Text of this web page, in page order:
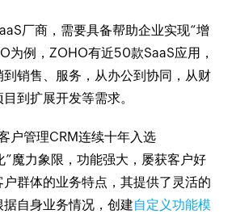
厂商，需要具备帮助企业实现“增
为例，ZOHO有近50款SaaS应用，
销售、服务，从办公到协同，从财
到扩展开发等需求。
户管理CRM连续十年入选
魔力象限，功能强大，屡获客户好
群体的业务特点，其提供了灵活的
自身业务情况，创建自定义功能模